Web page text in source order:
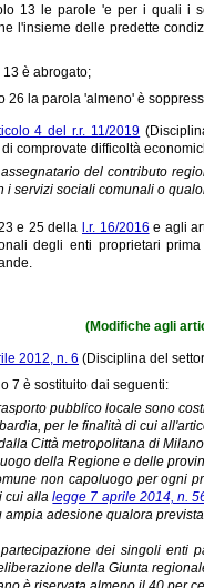
13 le parole 'e per i quali i
l'insieme delle predette
è abrogato;
26 la parola 'almeno' è
4 del r.r. 11/2019
comprovate difficoltà
del contributo
i servizi sociali comunali o
e 25 della l.r. 16/2016 e agli
degli enti proprietari
(Modifiche agli
2012, n. 6 (Disciplina del
7 è sostituito dai seguenti:
pubblico locale sono
per le finalità di cui
Città metropolitana di
della Regione e delle
non capoluogo per ogni
cui allalegge 7 aprile 2014, n.
ampia adesione qualora
dei singoli enti
della Giunta